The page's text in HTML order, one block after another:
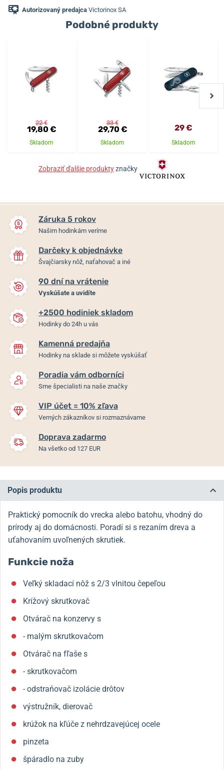
Autorizovaný predajca Victorinox SA
Podobné produkty
22 €
19,80 €
Skladom
33 €
29,70 €
Skladom
29 €
Skladom
Zobraziť ďalšie produktyznačky
Záruka 5 rokov
Našim hodinkám veríme
Darčeky k objednávke
Švajčiarsky nôž, naťahovač a iné
90 dní na vrátenie
Vyskúšate a uvidíte
+2500 hodiniek skladom
Hodinky do 24h u vás
Kamenná predajňa
Hodinky na sklade si môžete vyskúšať
Poradia vám odborníci
Sme špecialisti na naše značky
VIP účet = 10% zľava
Verných zákazníkov si rozmaznávame
Doprava zadarmo
Na všetko od 127 EUR
Popis produktu
Praktický pomocník do vrecka alebo batohu, vhodný do
prírody aj do domácnosti. Poradí si s rezaním dreva a
uťahovaním uvoľnených skrutiek.
Funkcie noža
Veľký skladací nôž s 2/3 vlnitou čepeľou
Krížový skrutkovač
Otvárač na konzervy s
- malým skrutkovačom
Otvárač na fľaše s
- skrutkovačom
- odstraňovač izolácie drôtov
výstružník, dierovač
krúžok na kľúče z nehrdzavejúcej ocele
pinzeta
špáradlo na zuby